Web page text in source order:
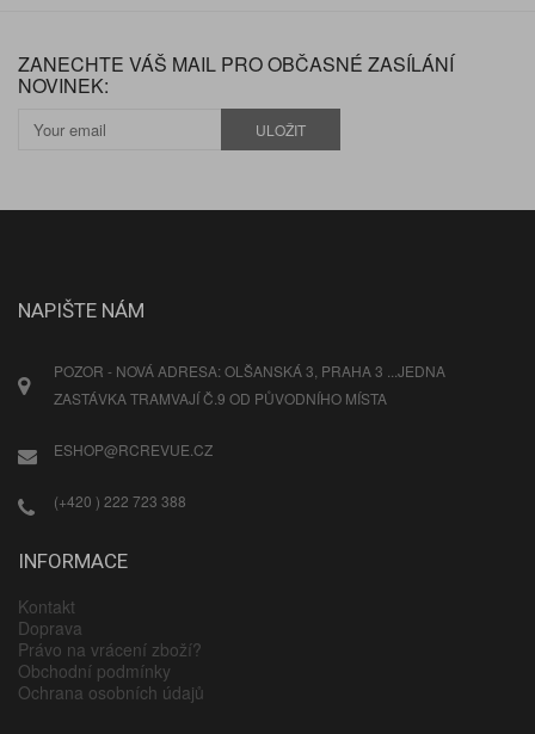
ZANECHTE VÁŠ MAIL PRO OBČASNÉ ZASÍLÁNÍ
NOVINEK:
ULOŽIT
NAPIŠTE NÁM
POZOR - NOVÁ ADRESA: OLŠANSKÁ 3, PRAHA 3 ...JEDNA
ZASTÁVKA TRAMVAJÍ Č.9 OD PŮVODNÍHO MÍSTA
ESHOP@RCREVUE.CZ
(+420 ) 222 723 388
INFORMACE
Kontakt
Doprava
Právo na vrácení zboží?
Obchodní podmínky
Ochrana osobních údajů